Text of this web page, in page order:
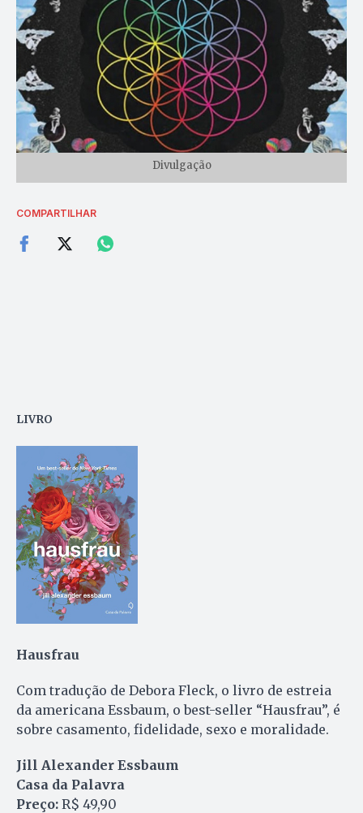
Divulgação
COMPARTILHAR
LIVRO
Hausfrau
Com tradução de Debora Fleck, o livro de estreia
da americana Essbaum, o best-seller “Hausfrau”, é
sobre casamento, fidelidade, sexo e moralidade.
Jill Alexander Essbaum
Casa da Palavra
Preço: R$ 49,90